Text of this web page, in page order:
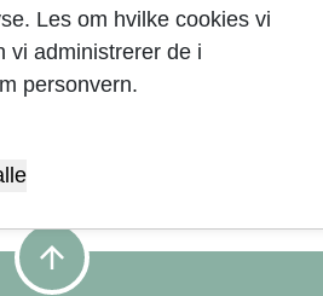
kommune
arrow_upward
Les om hvilke cookies vi
vi administrerer de i
personvern.